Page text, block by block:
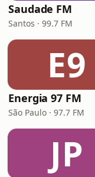
Saudade FM
Santos · 99.7 FM
E9
Energia 97 FM
São Paulo · 97.7 FM
JP